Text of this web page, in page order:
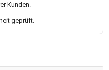
Kunden.
geprüft.